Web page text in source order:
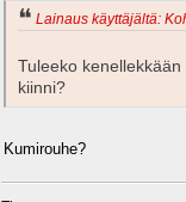
Lainaus käyttäjältä:
Tuleeko
kiinni?
Kumirouhe?